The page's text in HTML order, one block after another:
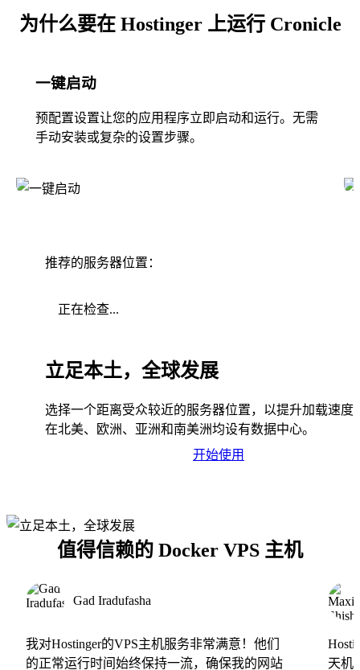
为什么要在 Hostinger 上运行 Cronicle
一键启动
预配置设置让您的应用程序立即启动和运行。无需
手动安装或复杂的设置步骤。
推荐的服务器位置：
正在检查...
立足本土，全球发展
选择一个距离受众较近的服务器位置，以提升加载速度
在北美、欧洲、亚洲和南美洲均设有数据中心。
开始使用
值得信赖的 Docker VPS 主机
Gad Iradufasha
我对Hostinger的VPS主机服务非常满意！他们
的正常运行时间始终保持一流，确保我的网站
天机